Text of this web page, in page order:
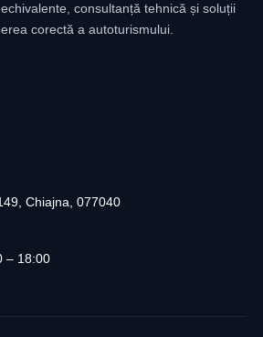
consultanță tehnică și soluții
corectă a autoturismului.
Chiajna, 077040
– 18:00